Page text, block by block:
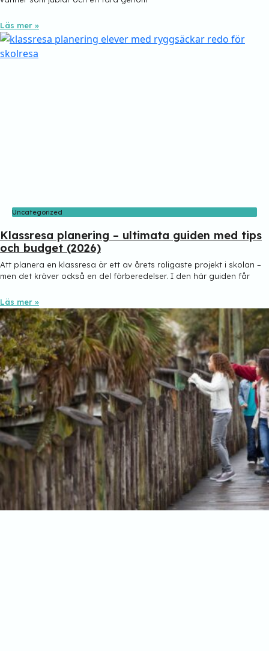
Läs mer »
Uncategorized
Klassresa planering – ultimata guiden med tips
och budget (2026)
Att planera en klassresa är ett av årets roligaste projekt i skolan –
men det kräver också en del förberedelser. I den här guiden får
Läs mer »